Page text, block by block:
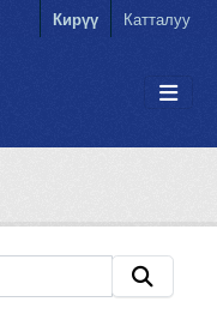
Кирүү Катталуу